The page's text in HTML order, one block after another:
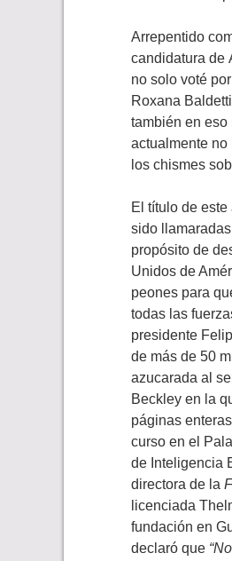
Arrepentido
candidatura de
no solo voté
Roxana
también en eso
actualmente no
los chismes
El título de
sido
propósito de
Unidos de
peones para
todas las
presidente
de más de 50
azucarada al
Beckley en la
páginas
curso en el
de Inteligencia
directora de la
licenciada
fundación en
declaró que